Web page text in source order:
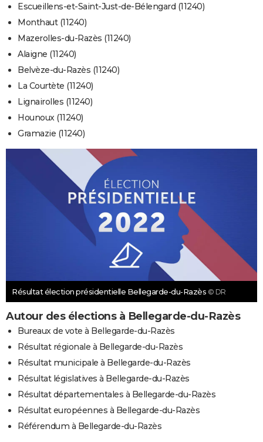
Escueillens-et-Saint-Just-de-Bélengard (11240)
Monthaut (11240)
Mazerolles-du-Razès (11240)
Alaigne (11240)
Belvèze-du-Razès (11240)
La Courtète (11240)
Lignairolles (11240)
Hounoux (11240)
Gramazie (11240)
Résultat élection présidentielle Bellegarde-du-Razès © DR
Autour des élections à Bellegarde-du-Razès
Bureaux de vote à Bellegarde-du-Razès
Résultat régionale à Bellegarde-du-Razès
Résultat municipale à Bellegarde-du-Razès
Résultat législatives à Bellegarde-du-Razès
Résultat départementales à Bellegarde-du-Razès
Résultat européennes à Bellegarde-du-Razès
Référendum à Bellegarde-du-Razès